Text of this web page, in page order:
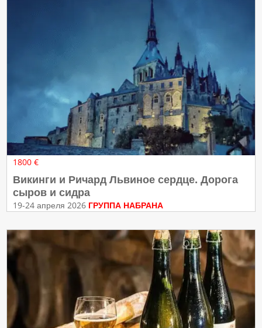
1800 €
Викинги и Ричард Львиное сердце. Дорога
сыров и сидра
19-24 апреля 2026 ГРУППА НАБРАНА